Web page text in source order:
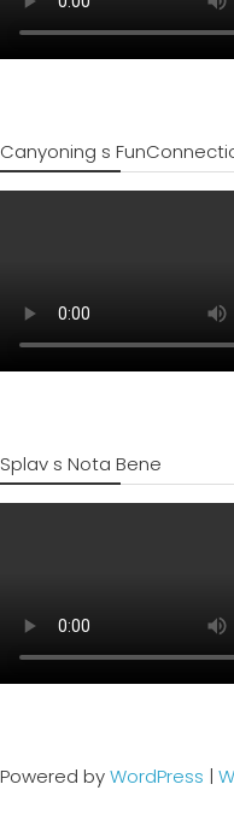
Canyoning s
Splav s Nota Bene
Powered byWordPress |